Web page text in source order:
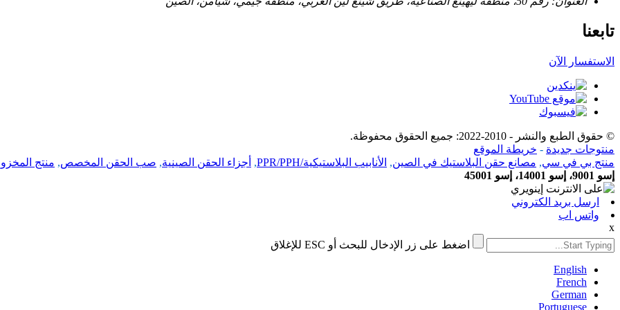
تابعنا
الاستفسار الآن
© حقوق الطبع والنشر - 2010-2022: جميع الحقوق محفوظة.
منتوجات جديدة - خريطة الموقع
منتج بي في سي, مصانع حقن البلاستيك في الصين, الأنابيب البلاستيكية/PPR/PPH , أجزاء الحقن الصينية, صب الحقن المخصص, منتج
إسو 9001، إسو 14001، إسو 45001
ارسل بريد الكتروني
واتس اب
x
اضغط على زر الإدخال للبحث أو ESC للإغلاق
English
French
German
Portuguese